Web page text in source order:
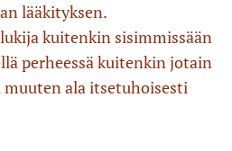
lääkityksen.
kuitenkin sisimmissään
perheessä kuitenkin jotain
muuten ala itsetuhoisesti